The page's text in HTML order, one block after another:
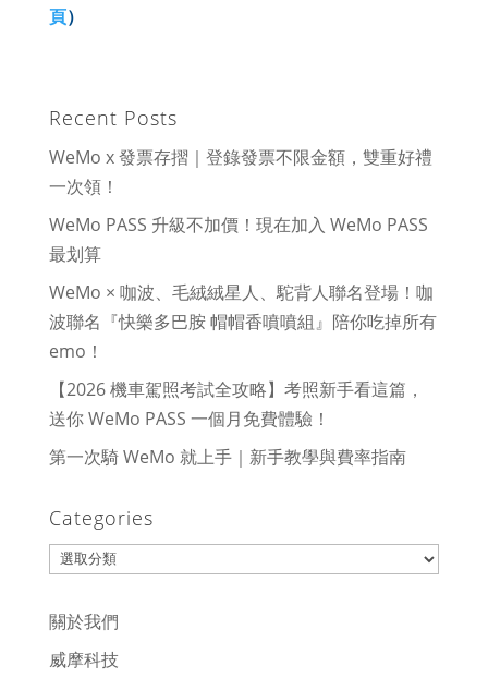
頁）
Recent Posts
WeMo x 發票存摺｜登錄發票不限金額，雙重好禮
一次領！
WeMo PASS 升級不加價！現在加入 WeMo PASS
最划算
WeMo × 咖波、毛絨絨星人、駝背人聯名登場！咖
波聯名『快樂多巴胺 帽帽香噴噴組』陪你吃掉所有
emo！
【2026 機車駕照考試全攻略】考照新手看這篇，
送你 WeMo PASS 一個月免費體驗！
第一次騎 WeMo 就上手｜新手教學與費率指南
Categories
Categories
關於我們
威摩科技